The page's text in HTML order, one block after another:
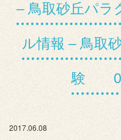
– 鳥取砂丘パラ
ル情報 – 鳥取
験
2017.06.08